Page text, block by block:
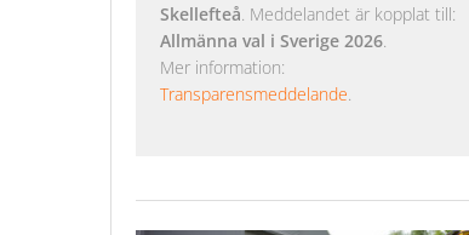
Skellefteå. Meddelandet är kopplat till:
Allmänna val i Sverige 2026.
Mer information:
Transparensmeddelande.